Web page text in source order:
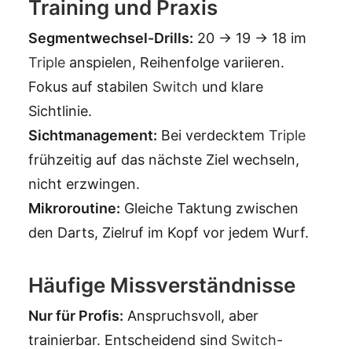
Training und Praxis
Segmentwechsel-Drills: 20 → 19 → 18 im
Triple anspielen, Reihenfolge variieren.
Fokus auf stabilen Switch und klare
Sichtlinie.
Sichtmanagement: Bei verdecktem Triple
frühzeitig auf das nächste Ziel wechseln,
nicht erzwingen.
Mikroroutine: Gleiche Taktung zwischen
den Darts, Zielruf im Kopf vor jedem Wurf.
Häufige Missverständnisse
Nur für Profis: Anspruchsvoll, aber
trainierbar. Entscheidend sind Switch-